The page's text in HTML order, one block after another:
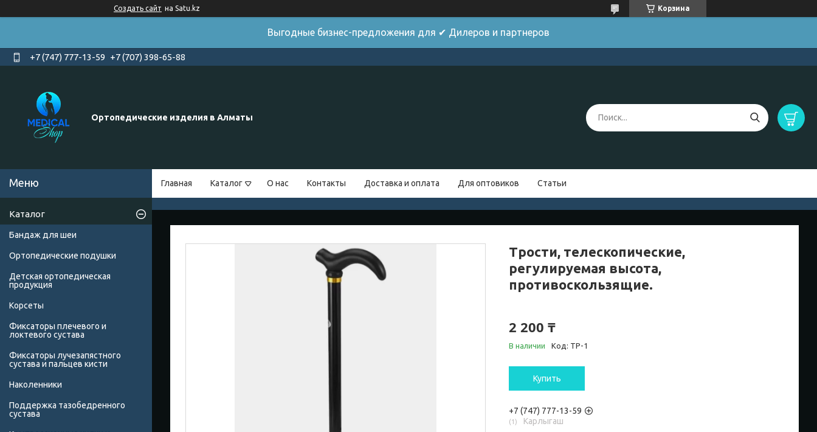
Создать сайт на Satu.kz Корзина
Выгодные бизнес-предложения для ✔ Дилеров и партнеров
+7 (747) 777-13-59 +7 (707) 398-65-88
Ортопедические изделия в Алматы
Главная Каталог О нас Контакты Доставка и оплата Для оптовиков Статьи
Трости, телескопические,
регулируемая высота,
противоскользящие.
2 200 ₸
В наличии Код: ТР-1
Купить
+7 (747) 777-13-59
1 Карлыгаш
Каталог
Бандаж для шеи
Ортопедические подушки
Детская ортопедическая
продукция
Корсеты
Фиксаторы плечевого и
локтевого сустава
Фиксаторы лучезапястного
сустава и пальцев кисти
Наколенники
Поддержка тазобедренного
сустава